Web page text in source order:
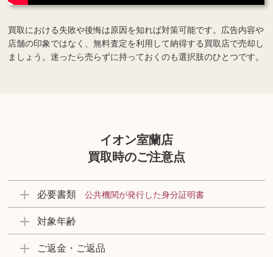
買取における失敗や後悔は原因を知れば対策可能です。広告内容や
店舗の印象ではなく、無料査定を利用して納得する買取店で売却し
ましょう。迷ったら売らずに持っておくのも選択肢のひとつです。
イオン室蘭店
買取時のご注意点
必要書類 公共機関が発行した身分証明書
対象年齢
ご返金・ご返品